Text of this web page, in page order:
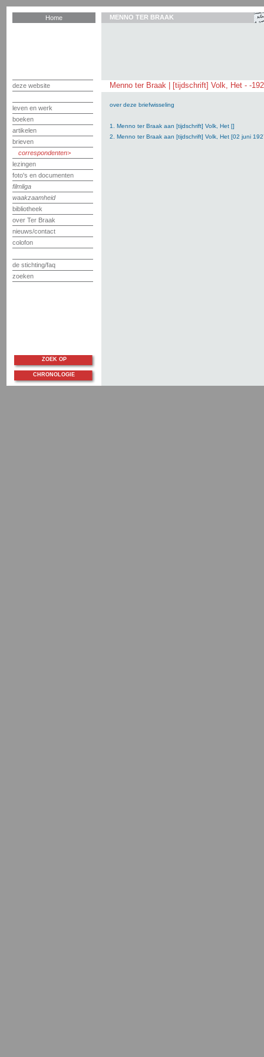
Home
deze website
leven en werk
boeken
artikelen
brieven
correspondenten
lezingen
foto's en documenten
filmliga
waakzaamheid
bibliotheek
over Ter Braak
nieuws/contact
colofon
de stichting/faq
zoeken
MENNO TER BRAAK
Menno ter Braak | [tijdschrift] Volk, Het - -
over deze briefwisseling
1. Menno ter Braak aan [tijdschrift] Volk, Het []
2. Menno ter Braak aan [tijdschrift] Volk, Het [02 juni
ZOEK OP
CHRONOLOGIE